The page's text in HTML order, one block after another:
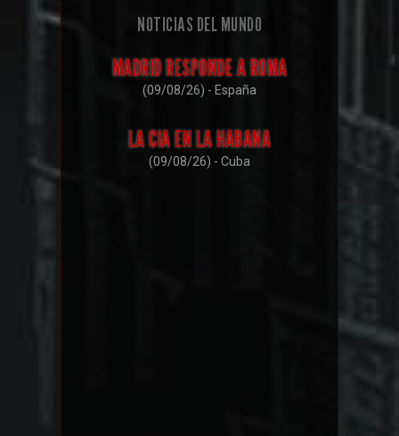
NOTICIAS DEL MUNDO
MADRID RESPONDE A ROMA
(09/08/26) - España
LA CIA EN LA HABANA
(09/08/26) - Cuba